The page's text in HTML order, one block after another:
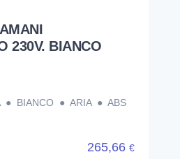
230V. BIANCO
● BIANCO ● ARIA ● ABS
265,66 €